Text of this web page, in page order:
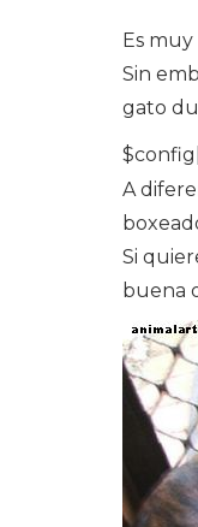
Es
Sin
gato
A
Si
buena